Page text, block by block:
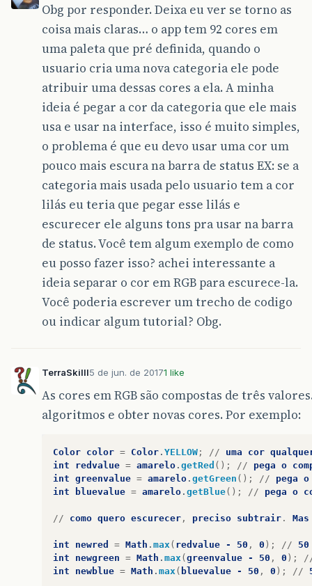
Obg por responder. Deixa eu ver se torno as
coisa mais claras… o app tem 92 cores em
uma paleta que pré definida, quando o
usuario cria uma nova categoria ele pode
atribuir uma dessas cores a ela. A minha
ideia é pegar a cor da categoria que ele mais
usa e usar na interface, isso é muito simples,
o problema é que eu devo usar uma cor um
pouco mais escura na barra de status EX: se a
categoria mais usada pelo usuario tem a cor
lilás eu teria que pegar esse lilás e
escurecer ele alguns tons pra usar na barra
de status. Você tem algum exemplo de como
eu posso fazer isso? achei interessante a
ideia separar o cor em RGB para escurece-la.
Você poderia escrever um trecho de codigo
ou indicar algum tutorial? Obg.
TerraSkilll5 de jun. de 20171 like
As cores em RGB são compostas de três
algoritmos e obter novas cores. Por exemplo:
Color color = Color . YELLOW ; // uma cor
int
redvalue = amarelo . getRed (); // pega o
int greenvalue = amarelo . getGreen (); // pega o
int
bluevalue = amarelo . getBlue(); // pega o
// como quero escurecer , preciso subtrair . Mas
int newred = Math . max( redvalue - 50 , 0 ); //
50
int
newgreen = Math . max( greenvalue - 50 , 0 );
int
newblue = Math . max( bluevalue - 50 , 0 ); //